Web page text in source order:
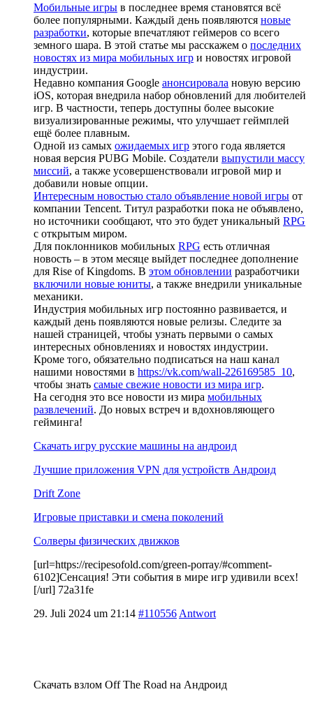
Мобильные игры в последнее время становятся всё
более популярными. Каждый день появляются новые
разработки, которые впечатляют геймеров со всего
земного шара. В этой статье мы расскажем о последних
новостях из мира мобильных игр и новостях игровой
индустрии.
Недавно компания Google анонсировала новую версию
iOS, которая внедрила набор обновлений для любителей
игр. В частности, теперь доступны более высокие
визуализированные режимы, что улучшает геймплей
ещё более плавным.
Одной из самых ожидаемых игр этого года является
новая версия PUBG Mobile. Создатели выпустили массу
миссий, а также усовершенствовали игровой мир и
добавили новые опции.
Интересным новостью стало объявление новой игры от
компании Tencent. Титул разработки пока не объявлено,
но источники сообщают, что это будет уникальный RPG
с открытым миром.
Для поклонников мобильных RPG есть отличная
новость – в этом месяце выйдет последнее дополнение
для Rise of Kingdoms. В этом обновлении разработчики
включили новые юниты, а также внедрили уникальные
механики.
Индустрия мобильных игр постоянно развивается, и
каждый день появляются новые релизы. Следите за
нашей страницей, чтобы узнать первыми о самых
интересных обновлениях и новостях индустрии.
Кроме того, обязательно подписаться на наш канал
нашими новостями в https://vk.com/wall-226169585_10,
чтобы знать самые свежие новости из мира игр.
На сегодня это все новости из мира мобильных
развлечений. До новых встреч и вдохновляющего
гейминга!
Скачать игру русские машины на андроид
Лучшие приложения VPN для устройств Андроид
Drift Zone
Игровые приставки и смена поколений
Солверы физических движков
[url=https://recipesofold.com/green-porray/#comment-
6102]Сенсация! Эти события в мире игр удивили всех!
[/url] 72a31fe
29. Juli 2024 um 21:14 #110556 Antwort
Скачать взлом Off The Road на Андроид